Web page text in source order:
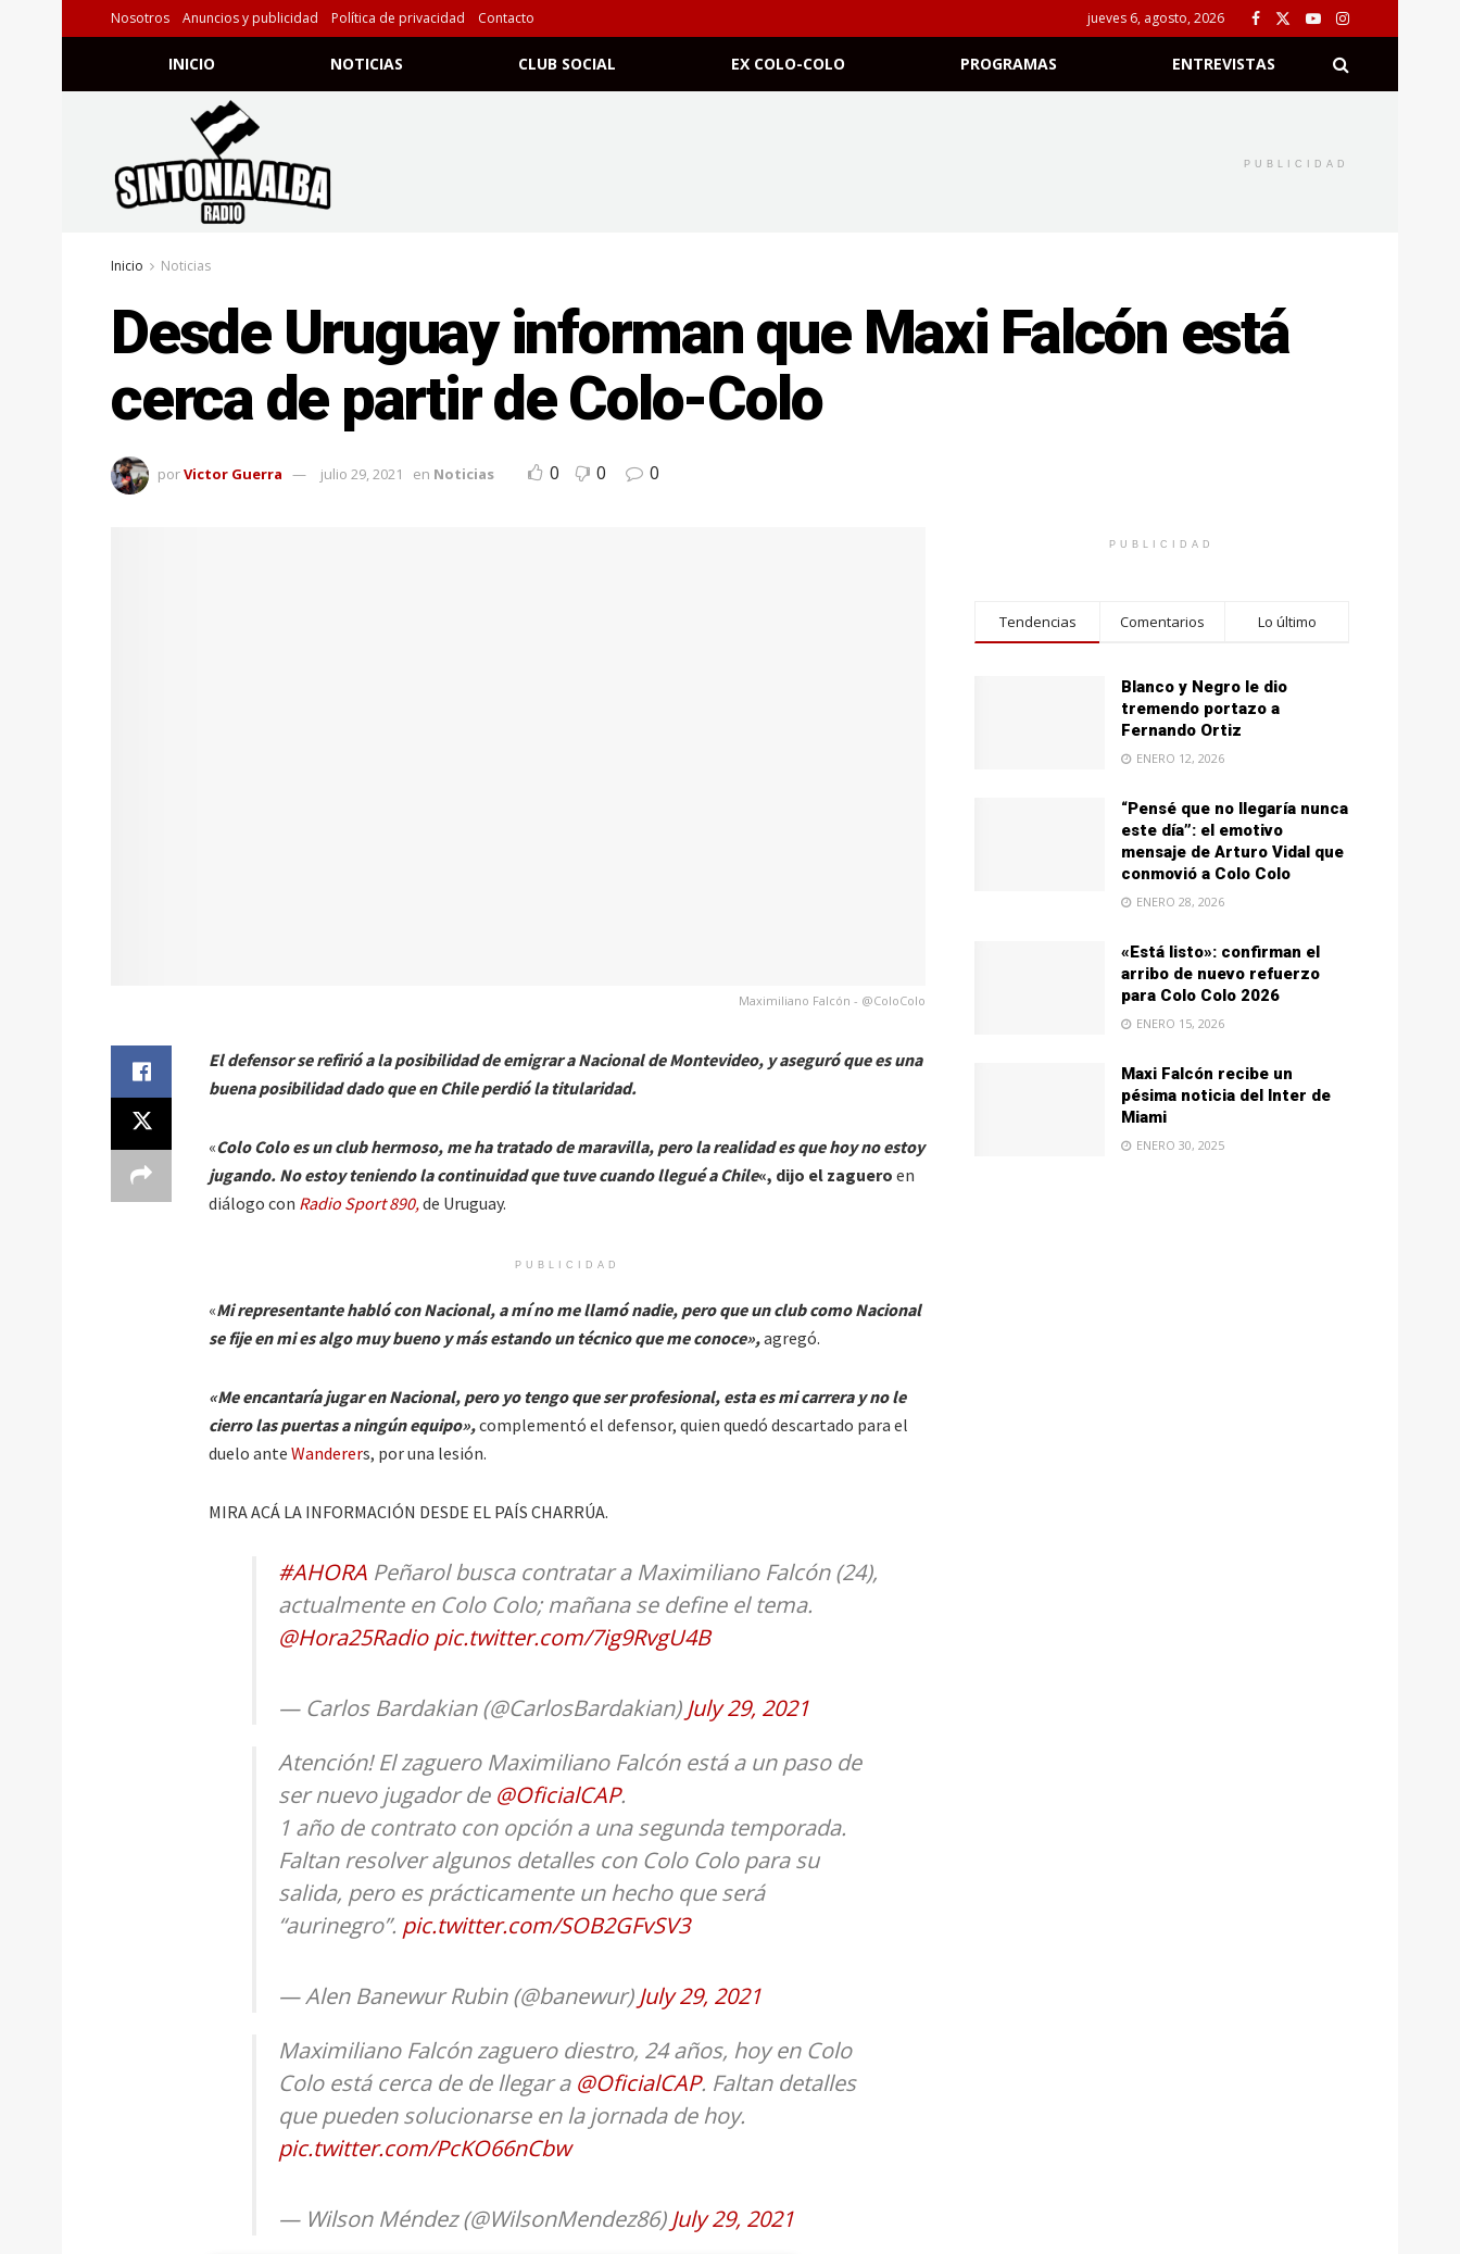
Nosotros Anuncios y publicidad Política de privacidad Contacto jueves 6, agosto, 2026
INICIO NOTICIAS CLUB SOCIAL EX COLO-COLO PROGRAMAS ENTREVISTAS
PUBLICIDAD
Inicio Noticias
Desde Uruguay informan que Maxi Falcón está
cerca de partir de Colo-Colo
porVictor Guerra julio 29, 2021 en Noticias 0 0 0
Maximiliano Falcón - @ColoColo
El defensor se refirió a la posibilidad de emigrar a Nacional de Montevideo, y aseguró que es una
buena posibilidad dado que en Chile perdió la titularidad.
«Colo Colo es un club hermoso, me ha tratado de maravilla, pero la realidad es que hoy no estoy
jugando. No estoy teniendo la continuidad que tuve cuando llegué a Chile«, dijo el zaguero en
diálogo con Radio Sport 890,de Uruguay.
PUBLICIDAD
«Mi representante habló con Nacional, a mí no me llamó nadie, pero que un club como Nacional
se fije en mi es algo muy bueno y más estando un técnico que me conoce»,agregó.
«Me encantaría jugar en Nacional, pero yo tengo que ser profesional, esta es mi carrera y no le
cierro las puertas a ningún equipo»,complementó el defensor, quien quedó descartado para el
duelo ante Wanderers, por una lesión.
MIRA ACÁ LA INFORMACIÓN DESDE EL PAÍS CHARRÚA.
#AHORA Peñarol busca contratar a Maximiliano Falcón (24),
actualmente en Colo Colo; mañana se define el tema.
@Hora25Radio pic.twitter.com/7ig9RvgU4B
— Carlos Bardakian (@CarlosBardakian) July 29, 2021
Atención! El zaguero Maximiliano Falcón está a un paso de
ser nuevo jugador de @OficialCAP.
1 año de contrato con opción a una segunda temporada.
Faltan resolver algunos detalles con Colo Colo para su
salida, pero es prácticamente un hecho que será
“aurinegro”. pic.twitter.com/SOB2GFvSV3
— Alen Banewur Rubin (@banewur) July 29, 2021
Maximiliano Falcón zaguero diestro, 24 años, hoy en Colo
Colo está cerca de de llegar a @OficialCAP. Faltan detalles
que pueden solucionarse en la jornada de hoy.
pic.twitter.com/PcKO66nCbw
— Wilson Méndez (@WilsonMendez86) July 29, 2021
PUBLICIDAD
Tendencias Comentarios Lo último
Blanco y Negro le dio
tremendo portazo a
Fernando Ortiz
ENERO 12, 2026
“Pensé que no llegaría nunca
este día”: el emotivo
mensaje de Arturo Vidal que
conmovió a Colo Colo
ENERO 28, 2026
«Está listo»: confirman el
arribo de nuevo refuerzo
para Colo Colo 2026
ENERO 15, 2026
Maxi Falcón recibe un
pésima noticia del Inter de
Miami
ENERO 30, 2025